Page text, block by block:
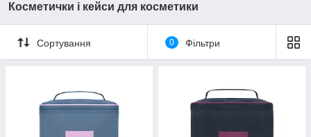
Косметички і кейси для косметики
Сортування 0 Фільтри